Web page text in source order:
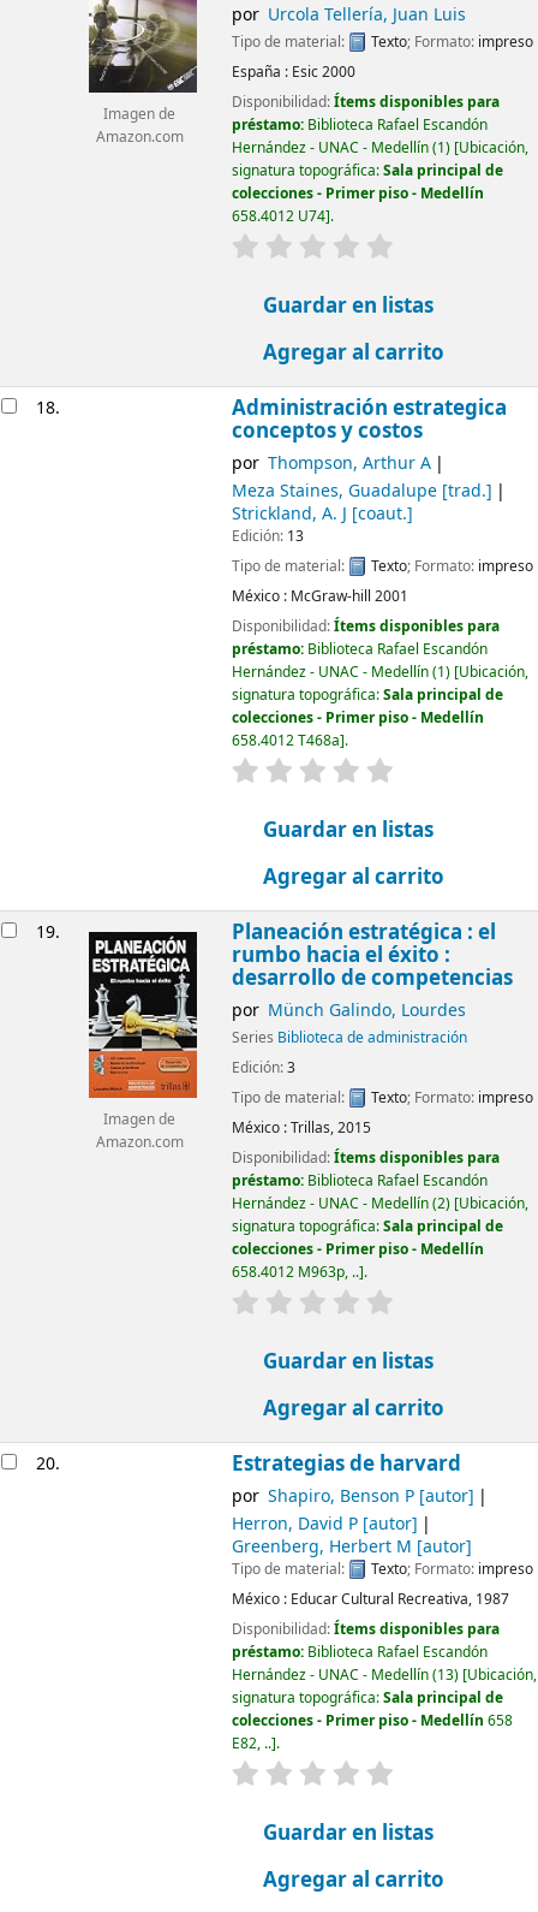
Imagen de
Amazon.com
por Urcola Tellería, Juan Luis
Tipo de material: Texto; Formato: impreso
España : Esic2000
Disponibilidad:Ítems disponibles para
préstamo: Biblioteca Rafael Escandón
Hernández - UNAC - Medellín(1) Ubicación,
signatura topográfica:Sala principal de
colecciones - Primer piso - Medellín
658.4012 U74 .
valoración
Guardar en listas
Agregar al carrito
18. Administración estrategica
conceptos y costos
por Thompson, Arthur A
Meza Staines, Guadalupe[trad.]
Strickland, A. J [coaut.]
Edición: 13
Tipo de material:
Texto; Formato: impreso
México : McGraw-hill 2001
Disponibilidad:Ítems disponibles para
préstamo: Biblioteca Rafael Escandón
Hernández - UNAC - Medellín(1) Ubicación,
signatura topográfica:Sala principal de
colecciones - Primer piso - Medellín
658.4012 T468a .
valoración
Guardar en listas
Agregar al carrito
19.
Imagen de
Amazon.com
Planeación estratégica : el
rumbo hacia el éxito :
desarrollo de competencias
por Münch Galindo, Lourdes
Series Biblioteca de administración
Edición:3
Tipo de material:
Texto; Formato: impreso
México :Trillas,2015
Disponibilidad:Ítems disponibles para
préstamo: Biblioteca Rafael Escandón
Hernández - UNAC - Medellín(2) Ubicación,
signatura topográfica:Sala principal de
colecciones - Primer piso - Medellín
658.4012 M963p, .. .
valoración
Guardar en listas
Agregar al carrito
20. Estrategias de harvard
por Shapiro, Benson P[autor]
Herron, David P[autor]
Greenberg, Herbert M [autor]
Tipo de material: Texto; Formato: impreso
México : Educar Cultural Recreativa, 1987
Disponibilidad:Ítems disponibles para
préstamo: Biblioteca Rafael Escandón
Hernández - UNAC - Medellín(13) Ubicación,
signatura topográfica:Sala principal de
colecciones - Primer piso - Medellín 658
E82, .. .
valoración
Guardar en listas
Agregar al carrito